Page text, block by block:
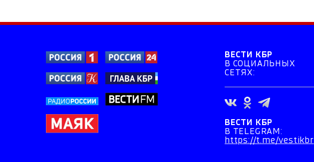
ВЕСТИ КБР
В СОЦИАЛЬНЫХ
СЕТЯХ:
ВЕСТИ КБР
В TELEGRAM:
https://t.me/vestikbr